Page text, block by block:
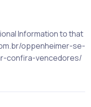
Information to that
oppenheimer-se-
confira-vencedores/